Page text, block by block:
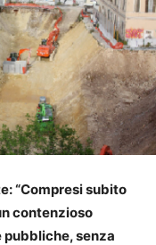
“Compresi subito
contenzioso
senza